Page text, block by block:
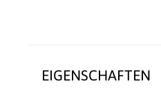
EIGENSCHAFTEN